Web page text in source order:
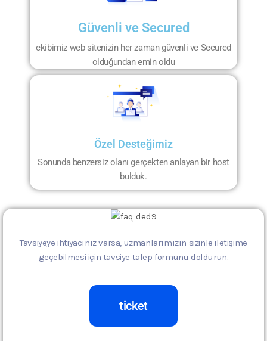
Güvenli ve Secured
ekibimiz web sitenizin her zaman güvenli ve Secured
olduğundan emin oldu
Özel Desteğimiz
Sonunda benzersiz olanı gerçekten anlayan bir host
bulduk.
Tavsiyeye ihtiyacınız varsa, uzmanlarımızın sizinle iletişime
geçebilmesi için tavsiye talep formunu doldurun.
ticket